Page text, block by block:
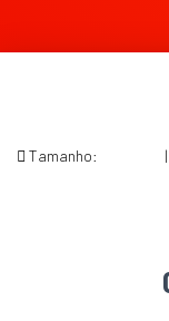
Tamanho: |